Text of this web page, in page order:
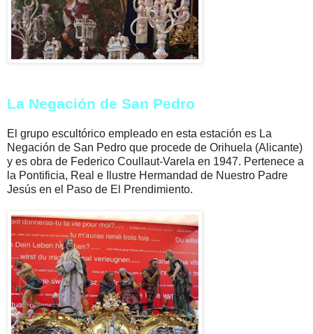
La Negación de San Pedro
El grupo escultórico empleado en esta estación es La
Negación de San Pedro que procede de Orihuela (Alicante)
y es obra de Federico Coullaut-Varela en 1947. Pertenece a
la Pontificia, Real e Ilustre Hermandad de Nuestro Padre
Jesús en el Paso de El Prendimiento.